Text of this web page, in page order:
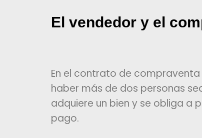
El vendedor y el
En el contrato de
haber más de dos personas
adquiere un bien y se obliga a
pago.